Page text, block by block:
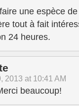
une espèce
tout à fait
24 heures.
2013 at 10:41 AM
beaucoup!